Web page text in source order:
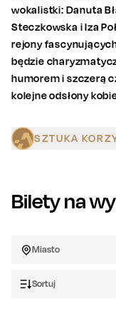
wokalistki: Danuta
Steczkowska i Iza
rejony
będzie
humorem i szczerą
kolejne odsłony
SZTUKA
Bilety na
Miasto
Sortuj